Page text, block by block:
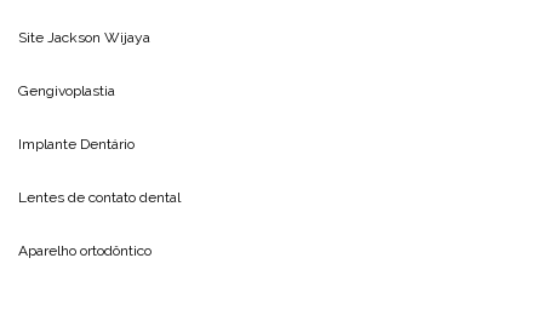
Site Jackson Wijaya
Gengivoplastia
Implante Dentário
Lentes de contato dental
Aparelho ortodôntico